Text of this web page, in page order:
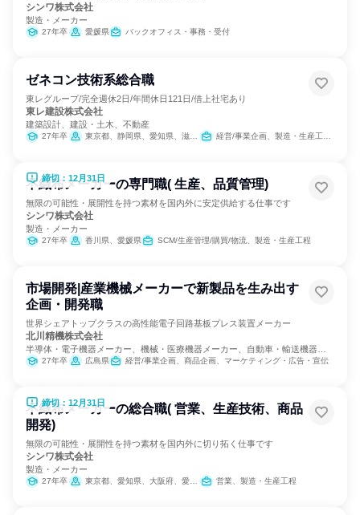
シンワ株式会社
製造・メーカー
27年卒 愛媛県 バックオフィス・事務・受付
ゼネコン技術系総合職
東レグループ/完全週休2日/年間休日121日/借上社宅あり
東レ建設株式会社
建築設計、建設・土木、不動産
27年卒 東京都、静岡県、愛知県、滋賀県、大阪府 経営/事業企画、製造・生産工程、建築/土木/プラント専門職
締切：12月31日
不織布メーカーの専門職( 生産、品質管理)
無限の可能性・展開性を持つ素材を国内外に安定供給する仕事です
シンワ株式会社
製造・メーカー
27年卒 香川県、愛媛県 SCM/生産管理/購買/物流、製造・生産工程
市場開発|産業機械メーカーで新製品を生み出す
企画・開発職
世界シェアトップクラスの高性能電子回路基板プレス装置メーカー
北川精機株式会社
半導体・電子機器メーカー、機械・医療機器メーカー、自動車・輸送機器メ
ーカー27年卒 広島県 経営/事業企画、商品企画、マーケティング・広告・宣伝
締切：12月31日
不織布メーカーの総合職( 営業、生産技術、商品
開発)
無限の可能性・展開性を持つ素材を国内外に切り拓く仕事です
シンワ株式会社
製造・メーカー
27年卒 東京都、愛知県、大阪府、愛媛県、福岡県 営業、製造・生産工程